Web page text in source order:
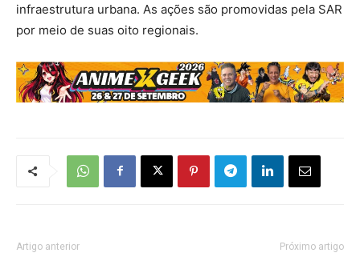
infraestrutura urbana. As ações são promovidas pela SAR
por meio de suas oito regionais.
Artigo anterior Próximo artigo